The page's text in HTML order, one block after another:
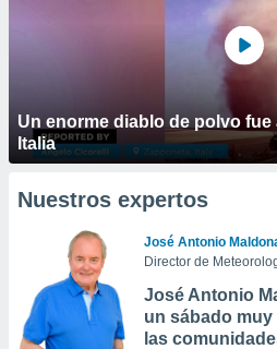
Un enorme diablo de polvo
Italia
Nuestros expertos
José Antonio
Director de
José Antonio
un sábado
las